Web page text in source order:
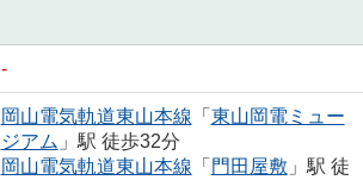
-
岡山電気軌道東山本線 「 東山岡電ミュー
ジアム 」駅 徒歩32分
岡山電気軌道東山本線 「 門田屋敷 」駅 徒